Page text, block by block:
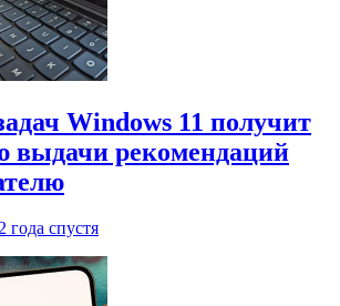
Windows 11 получит
выдачи рекомендаций
года спустя